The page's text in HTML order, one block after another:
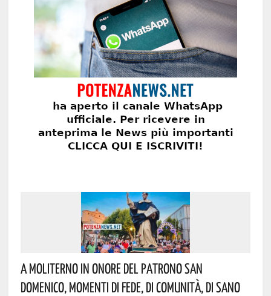
A Moliterno In Onore Del Patrono San
Domenico, Momenti Di Fede, Di Comunità, Di Sano